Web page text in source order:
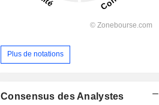
Plus de notations
Consensus des Analystes